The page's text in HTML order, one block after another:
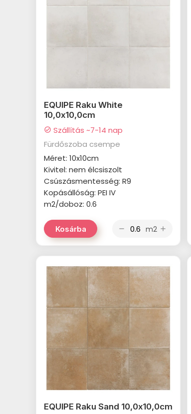
EQUIPE Raku White
10,0x10,0cm
check_circle Szállítás ~7-14 nap
Fürdőszoba csempe
Méret: 10x10cm
Kivitel: nem élcsiszolt
Csúszásmentesség: R9
Kopásállóság: PEI IV
m2/doboz: 0.6
Kosárba remove m2 add
EQUIPE Raku Sand 10,0x10,0cm